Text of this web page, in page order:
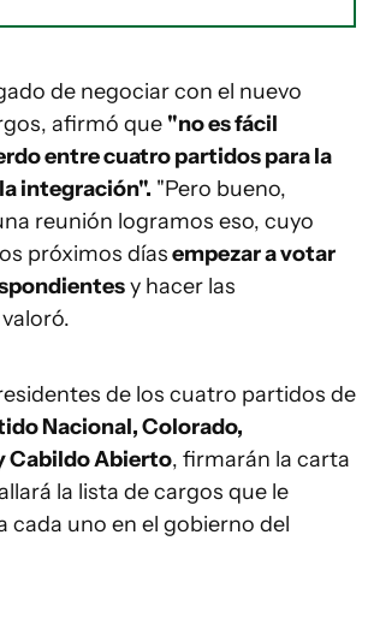
de negociar con el nuevo
afirmó que "no es fácil
entre cuatro partidos para la
integración". "Pero bueno,
reunión logramos eso, cuyo
próximos díasempezar a votar
y hacer las
de los cuatro partidos de
Nacional, Colorado,
Cabildo Abierto, firmarán la carta
la lista de cargos que le
cada uno en el gobierno del